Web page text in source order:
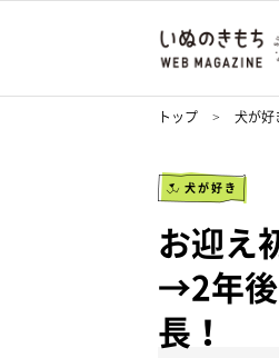
トップ 犬が好
犬が好き
お迎え
→2年後
長！